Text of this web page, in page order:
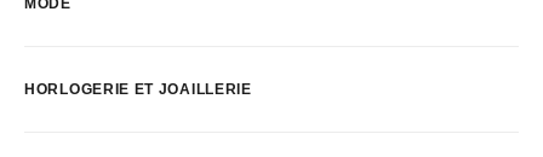
MODE
HORLOGERIE ET JOAILLERIE